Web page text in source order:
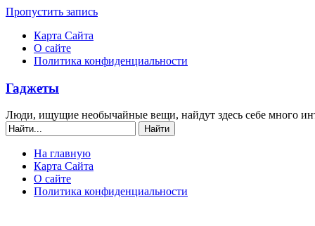
Пропустить запись
Карта Сайта
О сайте
Политика конфиденциальности
Гаджеты
Люди, ищущие необычайные вещи, найдут здесь себе много
На главную
Карта Сайта
О сайте
Политика конфиденциальности